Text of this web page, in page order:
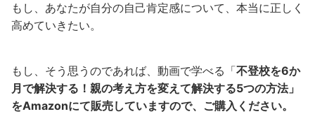
もし、あなたが自分の自己肯定感について、本当に正しく
高めていきたい。
もし、そう思うのであれば、動画で学べる「不登校を6か
月で解決する！親の考え方を変えて解決する5つの方法」
をAmazonにて販売していますので、ご購入ください。